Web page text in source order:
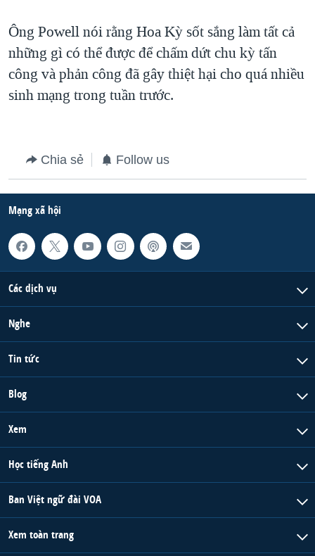
Ông Powell nói rằng Hoa Kỳ sốt sắng làm tất cả
những gì có thể được để chấm dứt chu kỳ tấn
công và phản công đã gây thiệt hại cho quá nhiều
sinh mạng trong tuần trước.
Chia sẻ Follow us
Mạng xã hội
Các dịch vụ
Nghe
Tin tức
Blog
Xem
Học tiếng Anh
Ban Việt ngữ đài VOA
Xem toàn trang